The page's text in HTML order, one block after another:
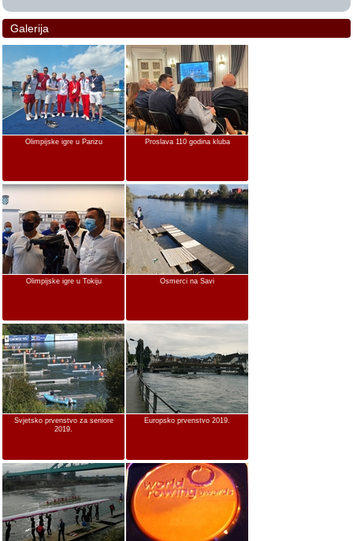
Galerija
Olimpijske igre u Parizu Proslava 110 godina kluba
Olimpijske igre u Tokiju Osmerci na Savi
Svjetsko prvenstvo za seniore
2019.
Europsko prvenstvo 2019.